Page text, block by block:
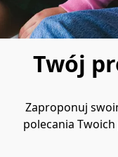
Twój
Zaproponuj
polecania